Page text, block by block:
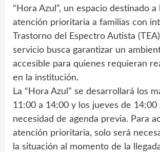
“Hora Azul”, un espacio destinado
atención prioritaria a familias con
Trastorno del Espectro Autista
servicio busca garantizar un
accesible para quienes requieran
en la institución.
La “Hora Azul” se desarrollará los
11:00 a 14:00 y los jueves de 14:00
necesidad de agenda previa. Para
atención prioritaria, solo será
la situación al momento de la